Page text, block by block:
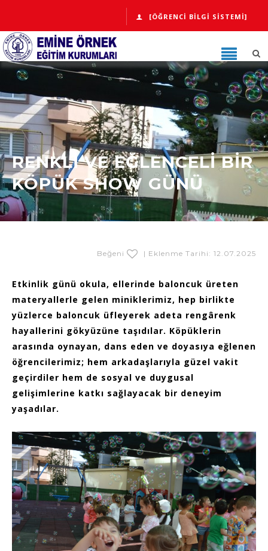
[ÖĞRENCI BILGI SISTEMI]
RENKLİ VE EĞLENCELİ BİR
KÖPÜK SHOW GÜNÜ
Beğeni | Eklenme Tarihi: 12.07.2025
Etkinlik günü okula, ellerinde baloncuk üreten
materyallerle gelen miniklerimiz, hep birlikte
yüzlerce baloncuk üfleyerek adeta rengârenk
hayallerini gökyüzüne taşıdılar. Köpüklerin
arasında oynayan, dans eden ve doyasıya eğlenen
öğrencilerimiz; hem arkadaşlarıyla güzel vakit
geçirdiler hem de sosyal ve duygusal
gelişimlerine katkı sağlayacak bir deneyim
yaşadılar.